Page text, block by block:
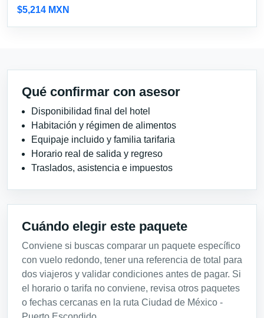
$5,214 MXN
Qué confirmar con asesor
Disponibilidad final del hotel
Habitación y régimen de alimentos
Equipaje incluido y familia tarifaria
Horario real de salida y regreso
Traslados, asistencia e impuestos
Cuándo elegir este paquete
Conviene si buscas comparar un paquete específico
con vuelo redondo, tener una referencia de total para
dos viajeros y validar condiciones antes de pagar. Si
el horario o tarifa no conviene, revisa otros paquetes
o fechas cercanas en la ruta Ciudad de México -